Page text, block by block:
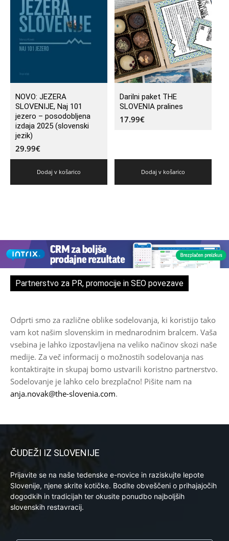
NOVO: JEZERA
SLOVENIJE, Naj 101
jezero – posodobljena
izdaja 2025 (slovenski
jezik)
29.99€
Dodaj v košarico
Darilni paket THE
SLOVENIA pralines
17.99€
Dodaj v košarico
Partnerstvo za PR, promocije in SEO povezave
Odprti smo za različne oblike sodelovanja, ki koristijo tako
vam kot našim slovenskim in mednarodnim bralcem. Vaša
vsebina je lahko izpostavljena na veliko načinov skozi naše
medije. Za več informacij o možnostih sodelovanja nas
kontaktirajte in skupaj bomo ustvarili koristno partnerstvo.
Sodelovanje je lahko celo brezplačno! Pišite nam na
anja.novak@the-slovenia.com.
ČUDEŽI IZ SLOVENIJE
Prijavite se na naše tedenske e-novice in raziskujte lepote
Slovenije, njene skrite kotičke. Bodite obveščeni o prihajajočih
dogodkih in tradicijah ter okusite ponudbo najboljših
slovenskih restavracij.